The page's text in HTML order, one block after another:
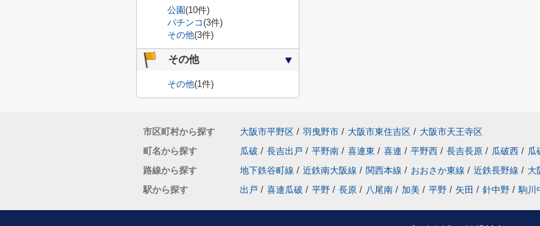
公園(10件)
パチンコ(3件)
その他(3件)
その他
その他(1件)
市区町村から探す 大阪市平野区 / 羽曳野市 / 大阪市東住吉区 / 大阪市天王寺区
町名から探す
瓜破 / 長吉出戸 / 平野南 / 喜連東 / 喜連 / 平野西 / 長吉長原 / 瓜破西 / 瓜
路線から探す
地下鉄谷町線 / 近鉄南大阪線 / 関西本線 / おおさか東線 / 近鉄長野線 / 大
駅から探す
出戸 / 喜連瓜破 / 平野 / 長原 / 八尾南 / 加美 / 平野 / 矢田 / 針中野 / 駒川